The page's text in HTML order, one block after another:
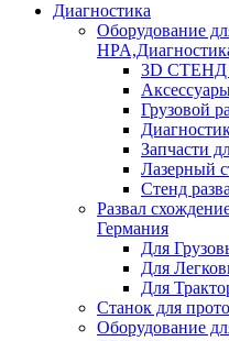
Диагностика
Оборудование
3D
Грузовой
Запчасти
Лазерный
Стенд
Развал
Германия
Для
Для
Для
Станок для
Оборудование